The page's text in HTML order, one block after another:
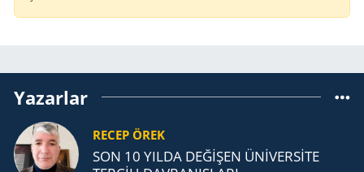
Yazarlar
RECEP ÖREK
SON 10 YILDA DEĞİŞEN ÜNİVERSİTE